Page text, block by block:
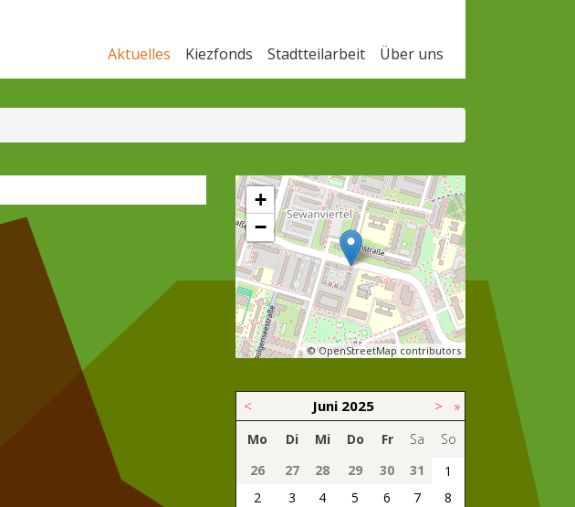
Aktuelles Kiezfonds Stadtteilarbeit Über uns
+
−
© OpenStreetMap contributors
< Juni 2025 > »
Mo Di Mi Do Fr Sa
So
26
27 28 29 30 31
1
2
3 4 5 6 7
8